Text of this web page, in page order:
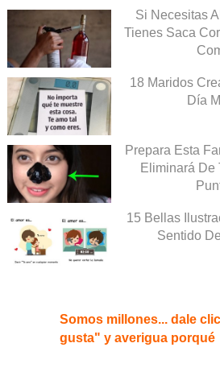
Si Necesitas
Tienes Saca
18 Maridos
Día
Prepara Esta
Eliminará De
15 Bellas
Sentido
Somos millones... dale
gusta" y averigua porqué